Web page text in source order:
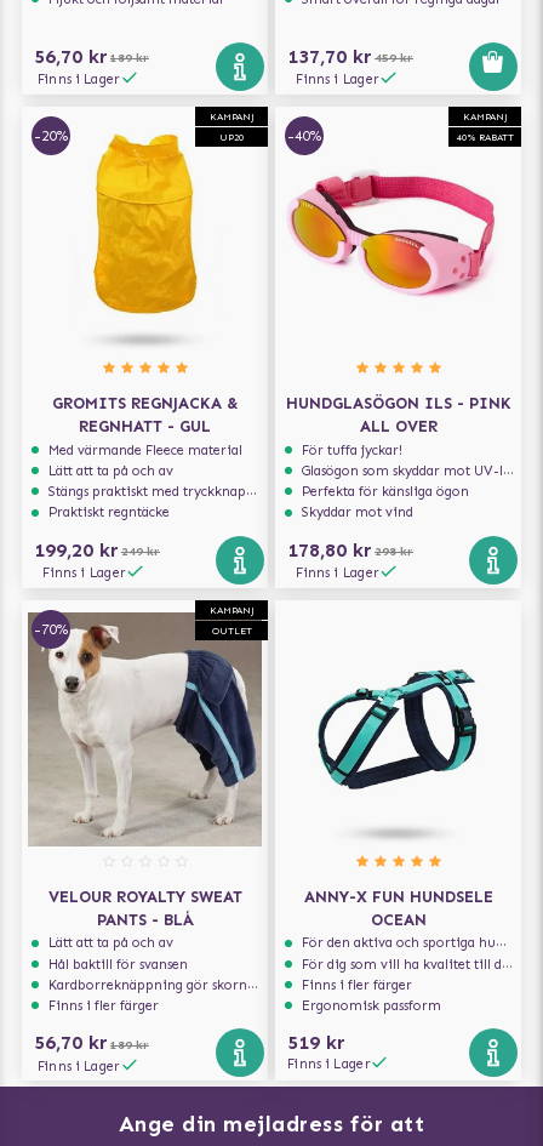
56,70 kr 189 kr
Finns i Lager
137,70 kr 459 kr
Finns i Lager
KAMPANJ
UP20
-20%
GROMITS REGNJACKA &
REGNHATT - GUL
Med värmande Fleece material
Lätt att ta på och av
Stängs praktiskt med tryckknappar
Praktiskt regntäcke
199,20 kr 249 kr
Finns i Lager
KAMPANJ
40% RABATT
-40%
HUNDGLASÖGON ILS - PINK
ALL OVER
För tuffa jyckar!
Glasögon som skyddar mot UV-ljus
Perfekta för känsliga ögon
Skyddar mot vind
178,80 kr 298 kr
Finns i Lager
KAMPANJ
OUTLET
-70%
VELOUR ROYALTY SWEAT
PANTS - BLÅ
Lätt att ta på och av
Hål baktill för svansen
Kardborreknäppning gör skorna lätta att på och av
Finns i fler färger
56,70 kr 189 kr
Finns i Lager
ANNY-X FUN HUNDSELE
OCEAN
För den aktiva och sportiga hunden
För dig som vill ha kvalitet till din hund!
Finns i fler färger
Ergonomisk passform
519 kr
Finns i Lager
Ange din mejladress för att